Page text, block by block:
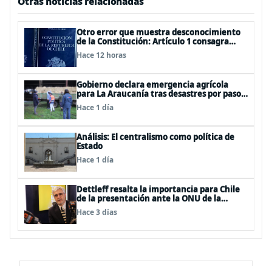
Otro error que muestra desconocimiento
de la Constitución: Artículo 1 consagra
resguardar la seguridad nacional y
proteger a los ciudadanos
Hace 12 horas
Gobierno declara emergencia agrícola
para La Araucanía tras desastres por pasos
de sistemas frontales
Hace 1 día
Análisis: El centralismo como política de
Estado
Hace 1 día
Dettleff resalta la importancia para Chile
de la presentación ante la ONU de la
Plataforma Continental Extendida del
Archipiélago Juan Fernández
Hace 3 días